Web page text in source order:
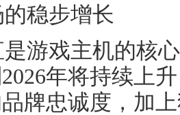
稳步增长
游戏主机的核
年将持续上
牌忠诚度，加